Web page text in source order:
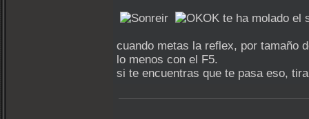
te ha molado el
cuando metas la reflex, por tamaño
lo menos con el F5.
si te encuentras que te pasa eso,